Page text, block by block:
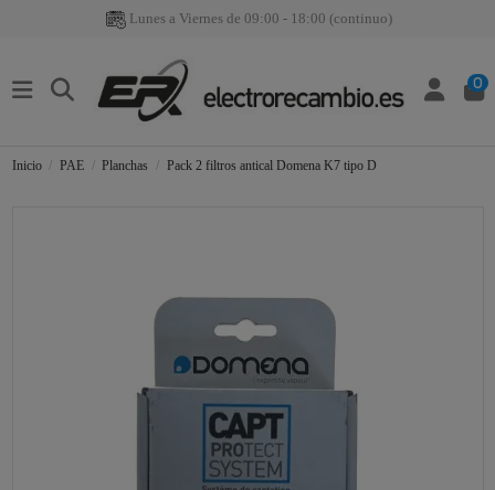
Lunes a Viernes de 09:00 - 18:00 (continuo)
0
Inicio PAE Planchas Pack 2 filtros antical Domena K7 tipo D